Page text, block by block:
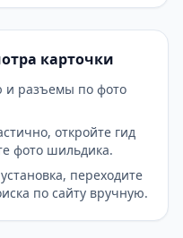
карточки
и разъемы по фото
откройте гид
фото шильдика.
переходите
по сайту вручную.